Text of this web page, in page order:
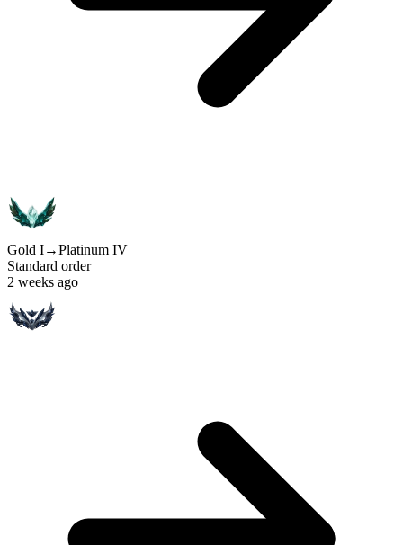
Gold I→Platinum IV
Standard order
2 weeks ago